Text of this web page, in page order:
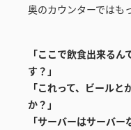
奥のカウンターではも
「ここで飲食出来る
す？」
「これって、ビール
か？」
「サーバーはサーバ